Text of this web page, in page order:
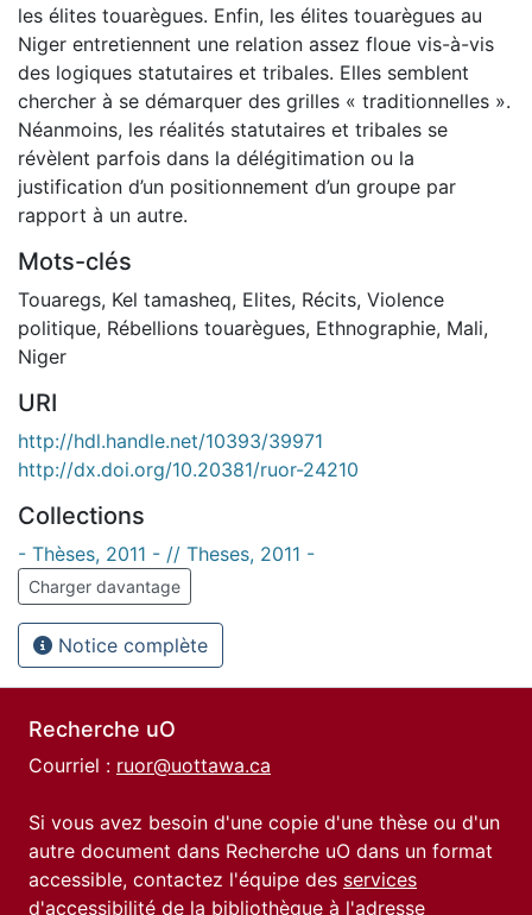
les élites touarègues. Enfin, les élites touarègues au
Niger entretiennent une relation assez floue vis-à-vis
des logiques statutaires et tribales. Elles semblent
chercher à se démarquer des grilles « traditionnelles ».
Néanmoins, les réalités statutaires et tribales se
révèlent parfois dans la délégitimation ou la
justification d’un positionnement d’un groupe par
rapport à un autre.
Mots-clés
Touaregs, Kel tamasheq, Elites, Récits, Violence
politique, Rébellions touarègues, Ethnographie, Mali,
Niger
URI
http://hdl.handle.net/10393/39971
http://dx.doi.org/10.20381/ruor-24210
Collections
- Thèses, 2011 - // Theses, 2011 -
Charger davantage
Notice complète
Recherche uO
Courriel : ruor@uottawa.ca
Si vous avez besoin d'une copie d'une thèse ou d'un
autre document dans Recherche uO dans un format
accessible, contactez l'équipe des services
d'accessibilité de la bibliothèque à l'adresse